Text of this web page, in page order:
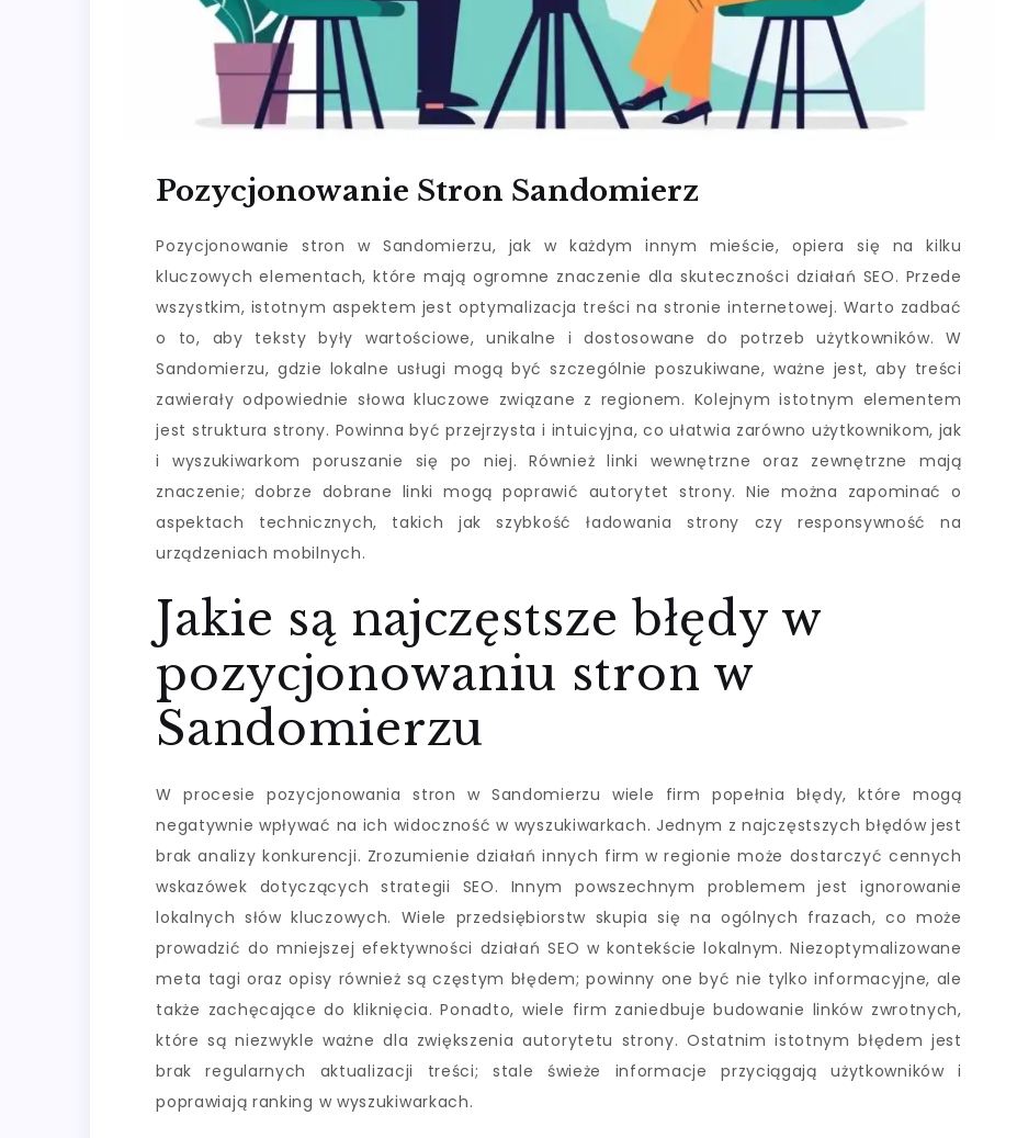
Pozycjonowanie Stron Sandomierz
Pozycjonowanie stron w Sandomierzu, jak w każdym innym mieście, opiera się na kilku
kluczowych elementach, które mają ogromne znaczenie dla skuteczności działań SEO. Przede
wszystkim, istotnym aspektem jest optymalizacja treści na stronie internetowej. Warto zadbać
o to, aby teksty były wartościowe, unikalne i dostosowane do potrzeb użytkowników. W
Sandomierzu, gdzie lokalne usługi mogą być szczególnie poszukiwane, ważne jest, aby treści
zawierały odpowiednie słowa kluczowe związane z regionem. Kolejnym istotnym elementem
jest struktura strony. Powinna być przejrzysta i intuicyjna, co ułatwia zarówno użytkownikom, jak
i wyszukiwarkom poruszanie się po niej. Również linki wewnętrzne oraz zewnętrzne mają
znaczenie; dobrze dobrane linki mogą poprawić autorytet strony. Nie można zapominać o
aspektach technicznych, takich jak szybkość ładowania strony czy responsywność na
urządzeniach mobilnych.
Jakie są najczęstsze błędy w
pozycjonowaniu stron w
Sandomierzu
W procesie pozycjonowania stron w Sandomierzu wiele firm popełnia błędy, które mogą
negatywnie wpływać na ich widoczność w wyszukiwarkach. Jednym z najczęstszych błędów jest
brak analizy konkurencji. Zrozumienie działań innych firm w regionie może dostarczyć cennych
wskazówek dotyczących strategii SEO. Innym powszechnym problemem jest ignorowanie
lokalnych słów kluczowych. Wiele przedsiębiorstw skupia się na ogólnych frazach, co może
prowadzić do mniejszej efektywności działań SEO w kontekście lokalnym. Niezoptymalizowane
meta tagi oraz opisy również są częstym błędem; powinny one być nie tylko informacyjne, ale
także zachęcające do kliknięcia. Ponadto, wiele firm zaniedbuje budowanie linków zwrotnych,
które są niezwykle ważne dla zwiększenia autorytetu strony. Ostatnim istotnym błędem jest
brak regularnych aktualizacji treści; stale świeże informacje przyciągają użytkowników i
poprawiają ranking w wyszukiwarkach.